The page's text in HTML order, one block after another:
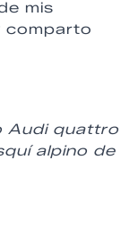
mis
comparto
Audi quattro
alpino de